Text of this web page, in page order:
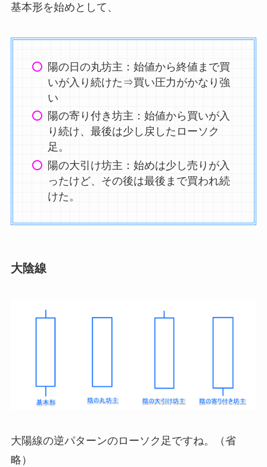
基本形を始めとして、
陽の日の丸坊主：始値から終値まで買
いが入り続けた⇒買い圧力がかなり強
い
陽の寄り付き坊主：始値から買いが入
り続け、最後は少し戻したローソク
足。
陽の大引け坊主：始めは少し売りが入
ったけど、その後は最後まで買われ続
けた。
大陰線
大陽線の逆パターンのローソク足ですね。（省
略）